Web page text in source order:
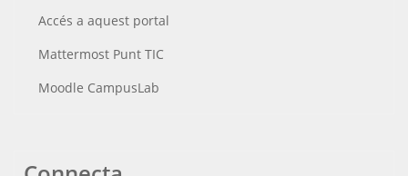
Accés a aquest portal
Mattermost Punt TIC
Moodle CampusLab